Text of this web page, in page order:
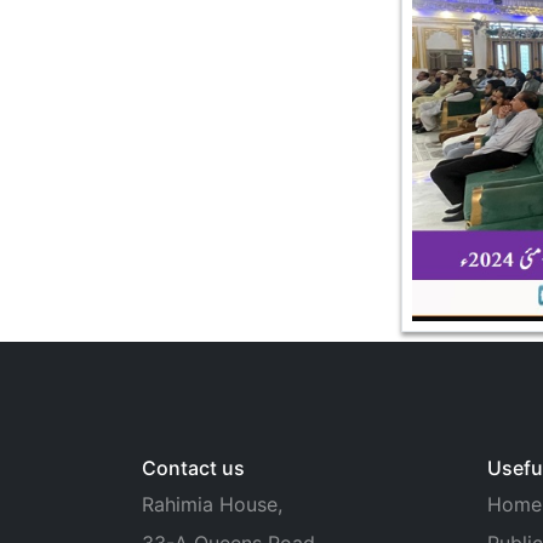
Contact us
Rahimia House,
Home